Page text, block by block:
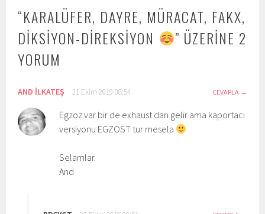
“KARALÜFER, DAYRE, MÜRACAT, FAKX,
DİKSİYON-DİREKSİYON
” ÜZERINE 2
YORUM
AND İLKATEŞ 21 Ekim 2019 08:54 CEVAPLA
Egzoz var bir de exhaust dan gelir ama kaportacı
versiyonu EGZOST tur mesela
Selamlar.
And